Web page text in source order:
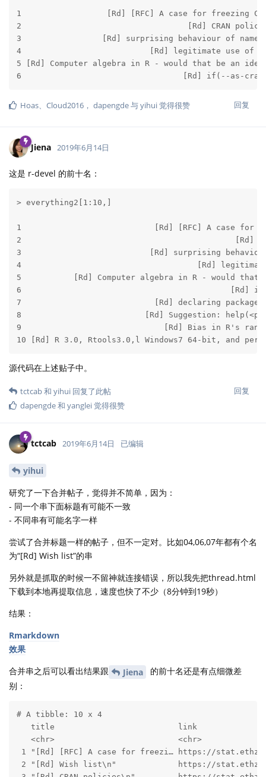
1                  [Rd] [RFC] A case for freezing
2                                   [Rd] CRAN policies
3                 [Rd] surprising behaviour of
4                           [Rd] legitimate use of :::
5 [Rd] Computer algebra in R - would that be an
6                                  [Rd] if(--as-cran)?
回复
Hoas、 Cloud2016 ， dapengde与yihui觉得很赞
Jiena 2019年6月14日
这是 r-devel 的前十名：
> everything2[1:10,]
1                            [Rd] [RFC] A case for
2                                             [Rd] CRAN
3                           [Rd] surprising behaviour of
4                                     [Rd] legitimate use
5           [Rd] Computer algebra in R - would that
6                                            [Rd] if(--as-
7                            [Rd] declaring package
8                          [Rd] Suggestion:
9                              [Rd] Bias in R's random
10 [Rd] R 3.0, Rtools3.0,l Windows7 64-bit, and
源代码在上述贴子中。
回复
tctcab和 yihui 回复了此帖
dapengde和 yanglei觉得很赞
tctcab 2019年6月14日 已编辑
yihui
研究了一下合并帖子，觉得并不简单，因为：
- 同一个串下面标题有可能不一致
- 不同串有可能名字一样
尝试了合并标题一样的帖子，但不一定对。比如04,06,07年都有个名
为“[Rd] Wish list”的串
另外就是抓取的时候一不留神就连接错误，所以我先把thread.html
下载到本地再提取信息，速度也快了不少（8分钟到19秒）
结果：
Rmarkdown
效果
合并串之后可以看出结果跟
Jiena
的前十名还是有点细微差
别：
# A tibble: 10 x 4
title                          link
<chr>                          <chr>
1 "[Rd] [RFC] A case for freezi… https://
2 "[Rd] Wish list\n"             https://stat.ethz.ch/